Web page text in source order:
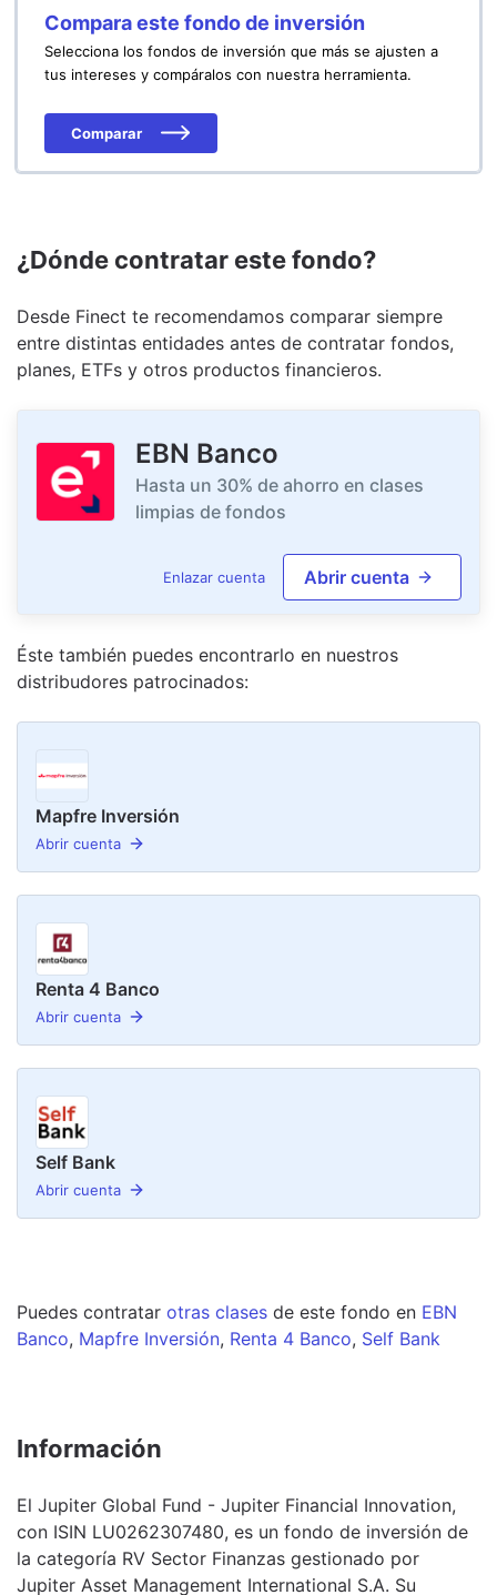
Compara este fondo de inversión
Selecciona los fondos de inversión que más se ajusten a
tus intereses y compáralos con nuestra herramienta.
Comparar
¿Dónde contratar este fondo?
Desde Finect te recomendamos comparar siempre
entre distintas entidades antes de contratar fondos,
planes, ETFs y otros productos financieros.
EBN Banco
Hasta un 30% de ahorro en clases
limpias de fondos
Enlazar cuenta Abrir cuenta
Éste también puedes encontrarlo en nuestros
distribudores patrocinados:
Mapfre Inversión
Abrir cuenta
Renta 4 Banco
Abrir cuenta
Self Bank
Abrir cuenta
Puedes contratar otras clases de este fondo en EBN
Banco, Mapfre Inversión, Renta 4 Banco, Self Bank
Información
El Jupiter Global Fund - Jupiter Financial Innovation,
con ISIN LU0262307480, es un fondo de inversión de
la categoría RV Sector Finanzas gestionado por
Jupiter Asset Management International S.A. Su